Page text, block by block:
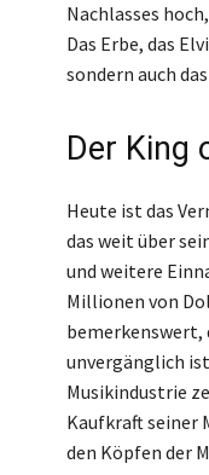
Nachlasses
Das Erbe, das
sondern auch
Der King
Heute ist das
das weit über
und weitere
Millionen von
bemerkenswert,
unvergänglich
Musikindustrie
Kaufkraft seiner
den Köpfen der